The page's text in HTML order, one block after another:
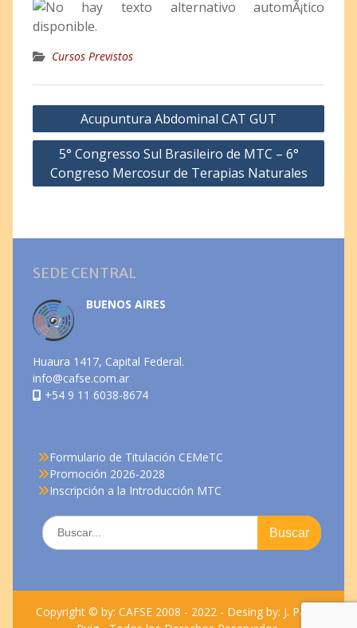
Cursos Previstos
Acupuntura Abdominal CAT GUT
5° Congresso Sul Brasileiro de MTC – 6°
Congreso Mercosur de Terapias Naturales
SEDE CENTRAL
BUENOS AIRES
Huaura 1417, Capital Federal.
info@cafse.com.ar
+54 9 11 6038-8674
Formulario de Titulación CEMeTC
Promoción 2026-2028
Inscripción a la Introducción MTC
Copyright © by: CAFSE 2008 - 2022 - Desing by: J. Pablo